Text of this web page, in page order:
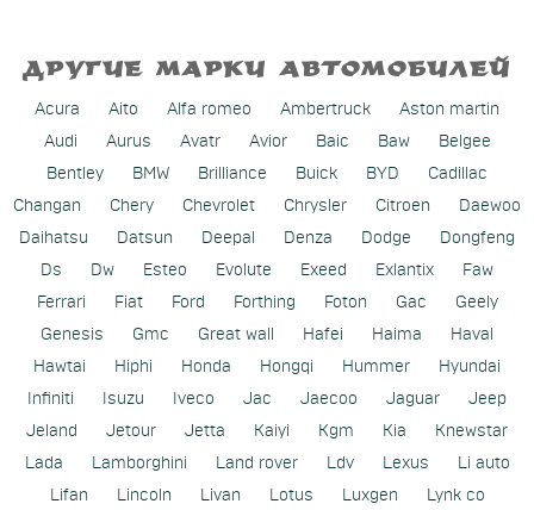
ДРУГИЕ МАРКИ АВТОМОБИЛЕЙ
Acura Aito Alfa romeo Ambertruck
Aston martin
Audi
Aurus Avatr Avior Baic Baw
Belgee
Bentley
BMW Brilliance Buick BYD
Cadillac
Changan
Chery Chevrolet Chrysler Citroen
Daewoo
Daihatsu
Datsun Deepal Denza Dodge
Dongfeng
Ds
Dw Esteo Evolute Exeed Exlantix
Faw
Ferrari
Fiat Ford Forthing Foton Gac
Geely
Genesis
Gmc Great wall Hafei Haima
Haval
Hawtai
Hiphi Honda Hongqi Hummer
Hyundai
Infiniti
Isuzu Iveco Jac Jaecoo Jaguar
Jeep
Jeland
Jetour Jetta Kaiyi Kgm Kia
Knewstar
Lada
Lamborghini Land rover Ldv Lexus
Li auto
Lifan
Lincoln Livan Lotus Luxgen
Lynk co